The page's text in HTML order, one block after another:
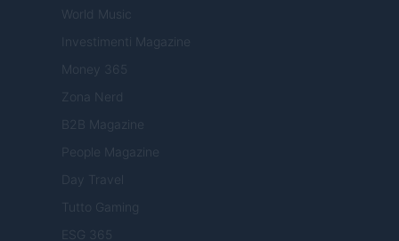
World Music
Investimenti Magazine
Money 365
Zona Nerd
B2B Magazine
People Magazine
Day Travel
Tutto Gaming
ESG 365